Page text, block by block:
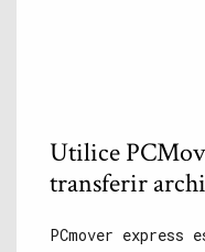
Utilice
transferir
PCmover